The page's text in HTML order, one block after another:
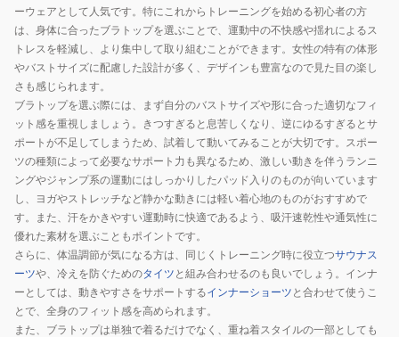
ーウェアとして人気です。特にこれからトレーニングを始める初心者の方
は、身体に合ったブラトップを選ぶことで、運動中の不快感や揺れによるス
トレスを軽減し、より集中して取り組むことができます。女性の特有の体形
やバストサイズに配慮した設計が多く、デザインも豊富なので見た目の楽し
さも感じられます。
ブラトップを選ぶ際には、まず自分のバストサイズや形に合った適切なフィ
ット感を重視しましょう。きつすぎると息苦しくなり、逆にゆるすぎるとサ
ポートが不足してしまうため、試着して動いてみることが大切です。スポー
ツの種類によって必要なサポート力も異なるため、激しい動きを伴うランニ
ングやジャンプ系の運動にはしっかりしたパッド入りのものが向いています
し、ヨガやストレッチなど静かな動きには軽い着心地のものがおすすめで
す。また、汗をかきやすい運動時に快適であるよう、吸汗速乾性や通気性に
優れた素材を選ぶこともポイントです。
さらに、体温調節が気になる方は、同じくトレーニング時に役立つサウナス
ーツや、冷えを防ぐためのタイツ と組み合わせるのも良いでしょう。インナ
ーとしては、動きやすさをサポートするインナーショーツ と合わせて使うこ
とで、全身のフィット感を高められます。
また、ブラトップは単独で着るだけでなく、重ね着スタイルの一部としても